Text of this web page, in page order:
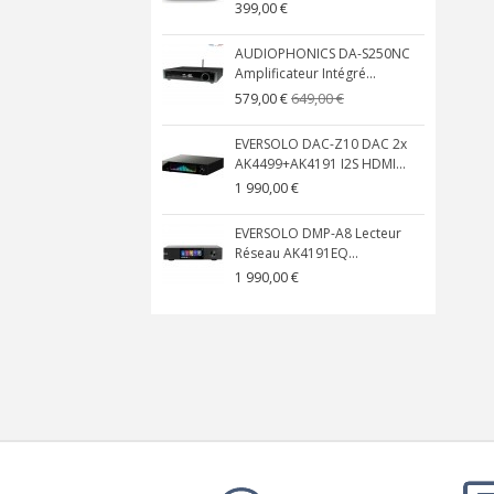
399,00 €
AUDIOPHONICS DA-S250NC
Amplificateur Intégré...
579,00 €649,00 €
EVERSOLO DAC-Z10 DAC 2x
AK4499+AK4191 I2S HDMI...
1 990,00 €
EVERSOLO DMP-A8 Lecteur
Réseau AK4191EQ...
1 990,00 €